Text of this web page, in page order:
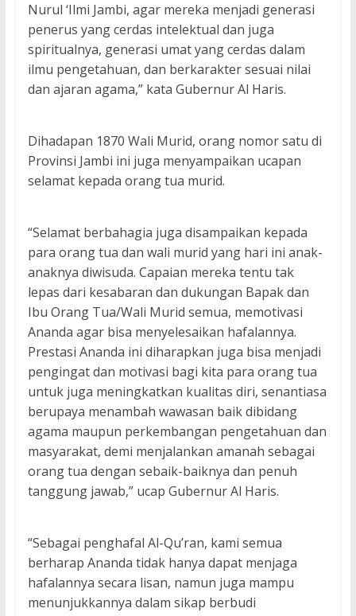
Nurul ‘Ilmi Jambi, agar mereka menjadi generasi
penerus yang cerdas intelektual dan juga
spiritualnya, generasi umat yang cerdas dalam
ilmu pengetahuan, dan berkarakter sesuai nilai
dan ajaran agama,” kata Gubernur Al Haris.
Dihadapan 1870 Wali Murid, orang nomor satu di
Provinsi Jambi ini juga menyampaikan ucapan
selamat kepada orang tua murid.
“Selamat berbahagia juga disampaikan kepada
para orang tua dan wali murid yang hari ini anak-
anaknya diwisuda. Capaian mereka tentu tak
lepas dari kesabaran dan dukungan Bapak dan
Ibu Orang Tua/Wali Murid semua, memotivasi
Ananda agar bisa menyelesaikan hafalannya.
Prestasi Ananda ini diharapkan juga bisa menjadi
pengingat dan motivasi bagi kita para orang tua
untuk juga meningkatkan kualitas diri, senantiasa
berupaya menambah wawasan baik dibidang
agama maupun perkembangan pengetahuan dan
masyarakat, demi menjalankan amanah sebagai
orang tua dengan sebaik-baiknya dan penuh
tanggung jawab,” ucap Gubernur Al Haris.
“Sebagai penghafal Al-Qu’ran, kami semua
berharap Ananda tidak hanya dapat menjaga
hafalannya secara lisan, namun juga mampu
menunjukkannya dalam sikap berbudi